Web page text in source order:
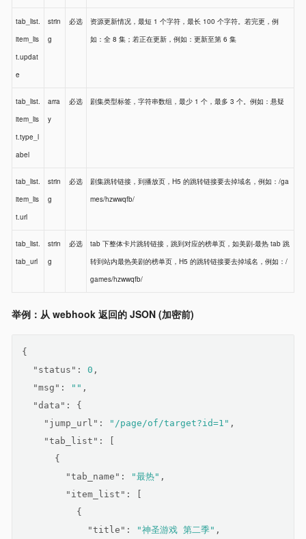
tab_list.
item_lis
t.updat
e
strin
g
必选
资源更新情况，最短 1 个字符，最长 100 个字符。若完更，例
如：全 8 集；若正在更新，例如：更新至第 6 集
tab_list.
item_lis
t.type_l
abel
arra
y
必选 剧集类型标签，字符串数组，最少 1 个，最多 3 个。例如：悬疑
tab_list.
item_lis
t.url
strin
g
必选
剧集跳转链接，到播放页，H5 的跳转链接要去掉域名，例如：/ga
mes/hzwwqfb/
tab_list.
tab_url
strin
g
必选
tab 下整体卡片跳转链接，跳到对应的榜单页，如美剧-最热 tab 跳
转到站内最热美剧的榜单页，H5 的跳转链接要去掉域名，例如：/
games/hzwwqfb/
举例：从 webhook 返回的 JSON (加密前)
{
"status" : 0 ,
"msg" : "" ,
"data" : {
"jump_url" : "/page/of/target?id=1" ,
"tab_list" : [
      {
"tab_name" : "最热" ,
"item_list" : [
          {
"title" : "神圣游戏 第二季" ,